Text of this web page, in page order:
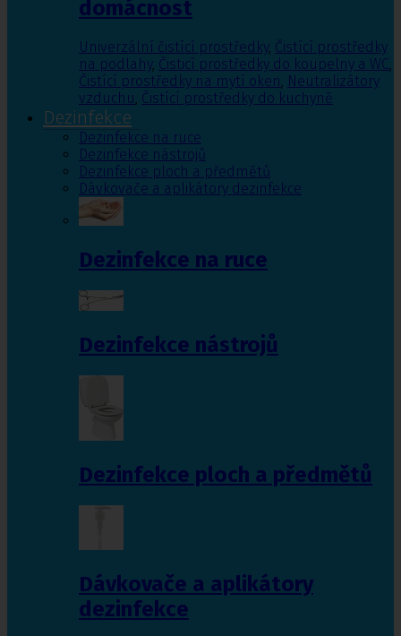
domácnost
Univerzální čistící prostředky, Čistící prostředky
na podlahy, Čisticí prostředky do koupelny a WC,
Čistící prostředky na mytí oken, Neutralizátory
vzduchu, Čistící prostředky do kuchyně
Dezinfekce
Dezinfekce na ruce
Dezinfekce nástrojů
Dezinfekce ploch a předmětů
Dávkovače a aplikátory dezinfekce
Dezinfekce na ruce
Dezinfekce nástrojů
Dezinfekce ploch a předmětů
Dávkovače a aplikátory
dezinfekce